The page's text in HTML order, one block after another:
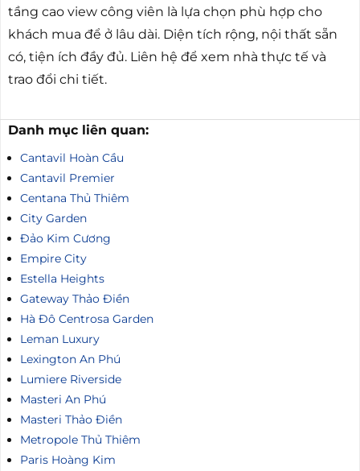
tầng cao view công viên là lựa chọn phù hợp cho
khách mua để ở lâu dài. Diện tích rộng, nội thất sẵn
có, tiện ích đầy đủ. Liên hệ để xem nhà thực tế và
trao đổi chi tiết.
Danh mục liên quan:
Cantavil Hoàn Cầu
Cantavil Premier
Centana Thủ Thiêm
City Garden
Đảo Kim Cương
Empire City
Estella Heights
Gateway Thảo Điền
Hà Đô Centrosa Garden
Leman Luxury
Lexington An Phú
Lumiere Riverside
Masteri An Phú
Masteri Thảo Điền
Metropole Thủ Thiêm
Paris Hoàng Kim